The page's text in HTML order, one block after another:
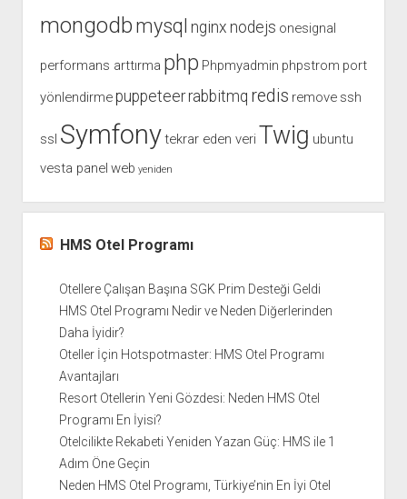
mongodb mysql nginx nodejs onesignal
performans arttırma php Phpmyadmin phpstrom port
yönlendirmepuppeteer rabbitmq redis remove ssh
ssl Symfonytekrar eden veri Twig ubuntu
vesta panel web yeniden
HMS Otel Programı
Otellere Çalışan Başına SGK Prim Desteği Geldi
HMS Otel Programı Nedir ve Neden Diğerlerinden
Daha İyidir?
Oteller İçin Hotspotmaster: HMS Otel Programı
Avantajları
Resort Otellerin Yeni Gözdesi: Neden HMS Otel
Programı En İyisi?
Otelcilikte Rekabeti Yeniden Yazan Güç: HMS ile 1
Adım Öne Geçin
Neden HMS Otel Programı, Türkiye’nin En İyi Otel